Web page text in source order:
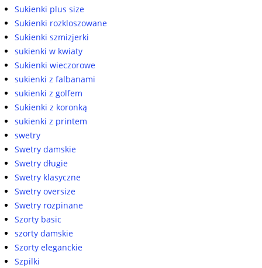
Sukienki plus size
Sukienki rozkloszowane
Sukienki szmizjerki
sukienki w kwiaty
Sukienki wieczorowe
sukienki z falbanami
sukienki z golfem
Sukienki z koronką
sukienki z printem
swetry
Swetry damskie
Swetry długie
Swetry klasyczne
Swetry oversize
Swetry rozpinane
Szorty basic
szorty damskie
Szorty eleganckie
Szpilki